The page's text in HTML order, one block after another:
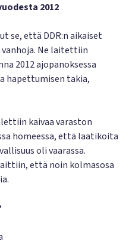
2012
se, että DDR:n aikaiset
Ne laitettiin
2012 ajopanoksessa
hapettumisen takia,
kaivaa varaston
homeessa, että laatikoita
oli vaarassa.
että noin kolmasosa